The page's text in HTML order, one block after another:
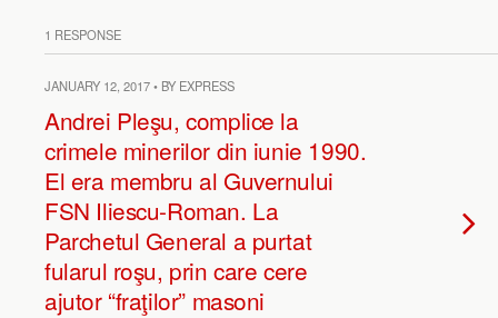
1 RESPONSE
JANUARY 12, 2017 • BY EXPRESS
Andrei Pleşu, complice la
crimele minerilor din iunie 1990.
El era membru al Guvernului
FSN Iliescu-Roman. La
Parchetul General a purtat
fularul roşu, prin care cere
ajutor “fraţilor” masoni